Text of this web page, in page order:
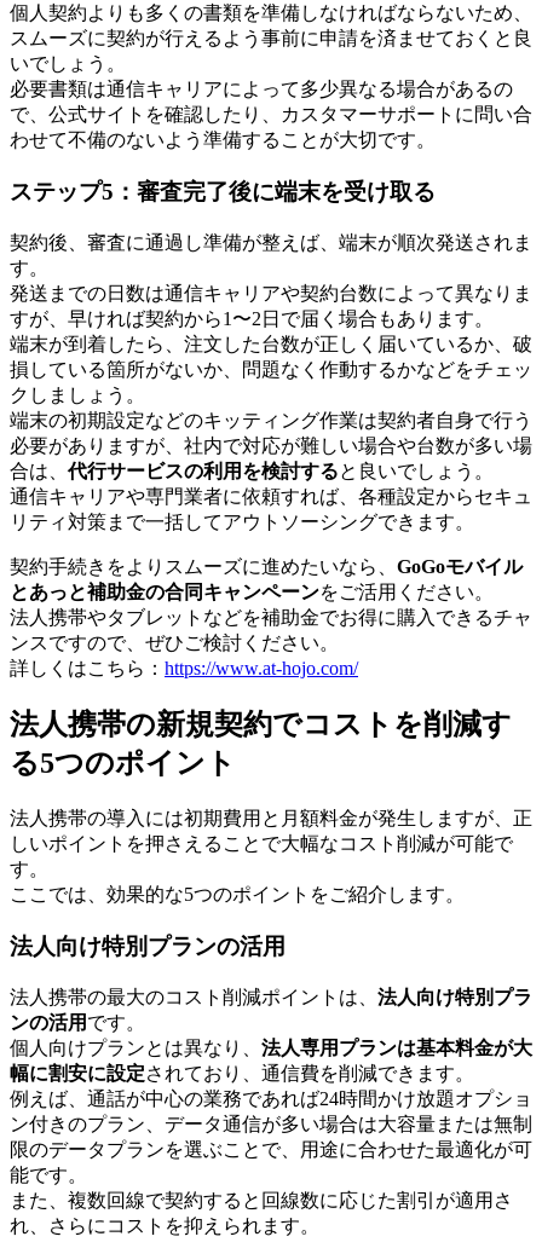
個人契約よりも多くの書類を準備しなければならないため、
スムーズに契約が行えるよう事前に申請を済ませておくと良
いでしょう。
必要書類は通信キャリアによって多少異なる場合があるの
で、公式サイトを確認したり、カスタマーサポートに問い合
わせて不備のないよう準備することが大切です。
ステップ5：審査完了後に端末を受け取る
契約後、審査に通過し準備が整えば、端末が順次発送されま
す。
発送までの日数は通信キャリアや契約台数によって異なりま
すが、早ければ契約から1〜2日で届く場合もあります。
端末が到着したら、注文した台数が正しく届いているか、破
損している箇所がないか、問題なく作動するかなどをチェッ
クしましょう。
端末の初期設定などのキッティング作業は契約者自身で行う
必要がありますが、社内で対応が難しい場合や台数が多い場
合は、代行サービスの利用を検討すると良いでしょう。
通信キャリアや専門業者に依頼すれば、各種設定からセキュ
リティ対策まで一括してアウトソーシングできます。
契約手続きをよりスムーズに進めたいなら、 GoGoモバイル
とあっと補助金の合同キャンペーンをご活用ください。
法人携帯やタブレットなどを補助金でお得に購入できるチャ
ンスですので、ぜひご検討ください。
詳しくはこちら： https://www.at-hojo.com/
法人携帯の新規契約でコストを削減す
る5つのポイント
法人携帯の導入には初期費用と月額料金が発生しますが、正
しいポイントを押さえることで大幅なコスト削減が可能で
す。
ここでは、効果的な5つのポイントをご紹介します。
法人向け特別プランの活用
法人携帯の最大のコスト削減ポイントは、 法人向け特別プラ
ンの活用 です。
個人向けプランとは異なり、 法人専用プランは基本料金が大
幅に割安に設定されており、通信費を削減できます。
例えば、通話が中心の業務であれば24時間かけ放題オプショ
ン付きのプラン、データ通信が多い場合は大容量または無制
限のデータプランを選ぶことで、用途に合わせた最適化が可
能です。
また、複数回線で契約すると回線数に応じた割引が適用さ
れ、さらにコストを抑えられます。